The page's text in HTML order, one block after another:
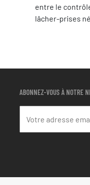
entre le
lâcher-prises
ABONNEZ-VOUS À NOTRE